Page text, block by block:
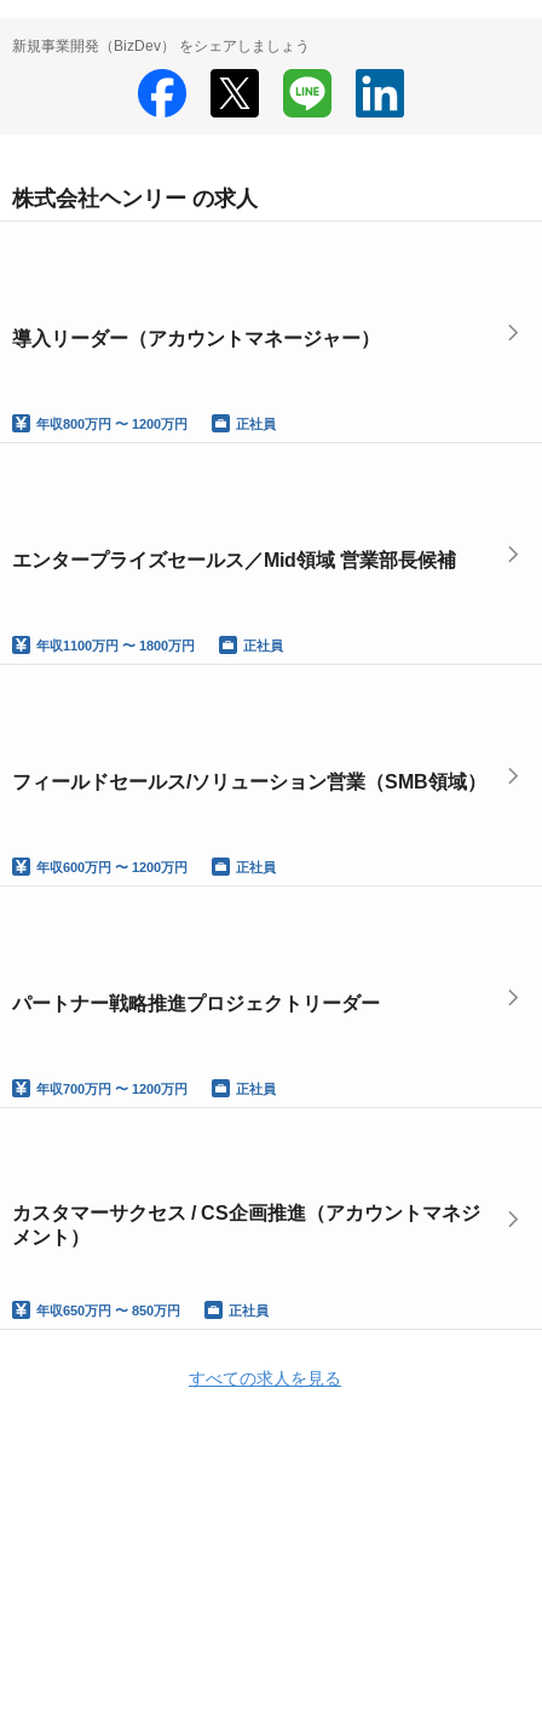
新規事業開発（BizDev） をシェアしましょう
株式会社ヘンリー の求人
導入リーダー（アカウントマネージャー）
年収800万円 〜 1200万円 正社員
エンタープライズセールス／Mid領域 営業部長候補
年収1100万円 〜 1800万円 正社員
フィールドセールス/ソリューション営業（SMB領域）
年収600万円 〜 1200万円 正社員
パートナー戦略推進プロジェクトリーダー
年収700万円 〜 1200万円 正社員
カスタマーサクセス / CS企画推進（アカウントマネジ
メント）
年収650万円 〜 850万円 正社員
すべての求人を見る